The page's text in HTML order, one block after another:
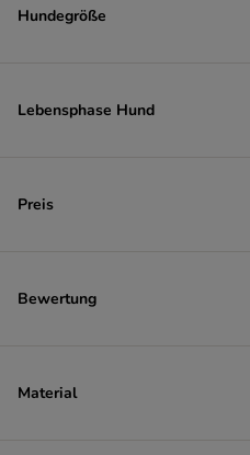
Hundegröße
Lebensphase Hund
Preis
Bewertung
Material